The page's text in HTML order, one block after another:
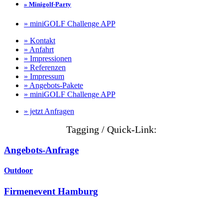
» Minigolf-Party
» miniGOLF Challenge APP
» Kontakt
» Anfahrt
» Impressionen
» Referenzen
» Impressum
» Angebots-Pakete
» miniGOLF Challenge APP
» jetzt Anfragen
Tagging / Quick-Link:
Angebots-Anfrage
Outdoor
Firmenevent Hamburg